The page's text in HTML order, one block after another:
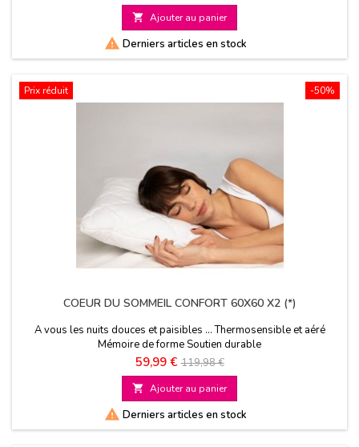
de
base
 Ajouter au panier
 Derniers articles en stock
-50%
Prix réduit
COEUR DU SOMMEIL CONFORT 60X60 X2 (*)
A vous les nuits douces et paisibles ... Thermosensible et aéré
Mémoire de forme Soutien durable
Prix
59,99 € Prix
de
base
119,98 €
 Ajouter au panier
 Derniers articles en stock